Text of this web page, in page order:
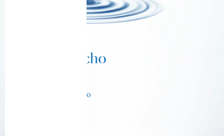
Ciel Echo Tokyo